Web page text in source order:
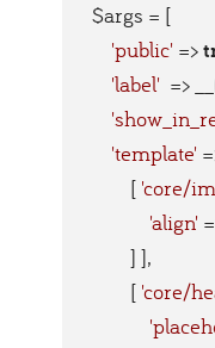
    $args = [
'public' =>
'label'
=>
'template'
            [
'core/
'align'
            ] ],
            [
'core/